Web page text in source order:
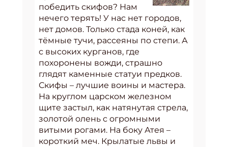
победить скифов? Нам
нечего терять! У нас нет городов,
нет домов. Только стада коней, как
тёмные тучи, рассеяны по степи. А
с высоких курганов, где
похоронены вожди, страшно
глядят каменные статуи предков.
Скифы – лучшие воины и мастера.
На круглом царском железном
щите застыл, как натянутая стрела,
золотой олень с огромными
витыми рогами. На боку Атея –
короткий меч. Крылатые львы и